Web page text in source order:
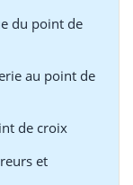
du point de
au point de
de croix
et